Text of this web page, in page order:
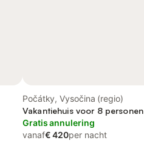
Počátky, Vysočina (regio)
Vakantiehuis voor 8 personen
Gratis annulering
vanaf€ 420per nacht